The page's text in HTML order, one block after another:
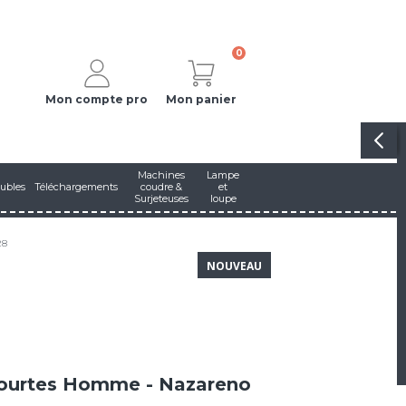
Mon compte pro
0
Mon panier
Téléchargements
Machines
coudre &
Surjeteuses
Lampe
et
loupe
NOUVEAU
Homme - Nazareno